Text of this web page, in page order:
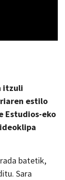
itzuli
estilo
Estudios-eko
batetik,
Sara